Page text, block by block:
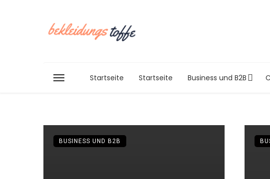
Startseite Startseite Business und B2B
BUSINESS UND B2B